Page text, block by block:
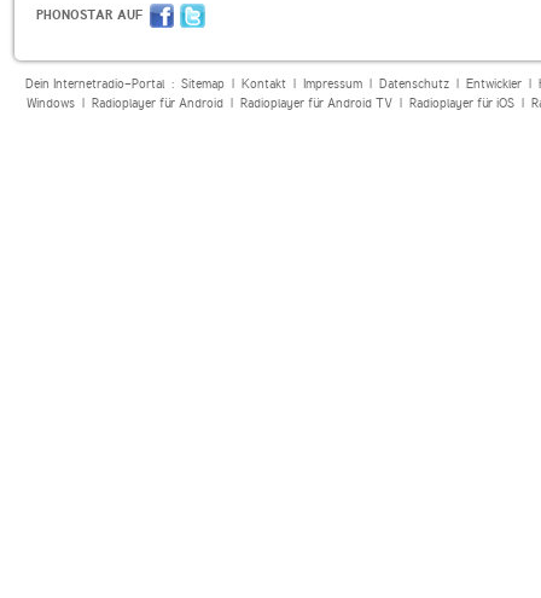
PHONOSTAR AUF
Dein Internetradio-Portal : Sitemap| Kontakt| Impressum| Datenschutz| Entwickler|
Windows| Radioplayer für Android| Radioplayer für Android TV| Radioplayer für iOS|